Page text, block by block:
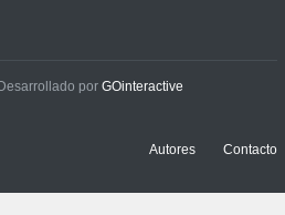
Song Pro GS
por GOinteractive
Autores Contacto